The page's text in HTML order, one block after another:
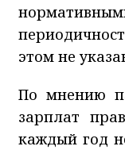
этом не
По мнению
зарплат
каждый год